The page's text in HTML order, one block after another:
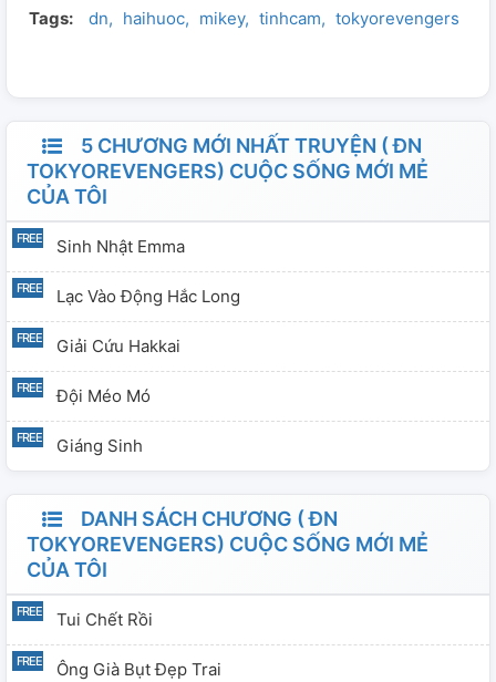
an nhàn đến già cho đến khi gặp tổng trưởng và đám
Tags: dn haihuoc mikey tinhcam tokyorevengers
5 CHƯƠNG MỚI NHẤT TRUYỆN ( ĐN
TOKYOREVENGERS) CUỘC SỐNG MỚI MẺ
CỦA TÔI
Sinh Nhật Emma
Lạc Vào Động Hắc Long
Giải Cứu Hakkai
Đội Méo Mó
Giáng Sinh
DANH SÁCH CHƯƠNG ( ĐN
TOKYOREVENGERS) CUỘC SỐNG MỚI MẺ
CỦA TÔI
Tui Chết Rồi
Ông Già Bụt Đẹp Trai